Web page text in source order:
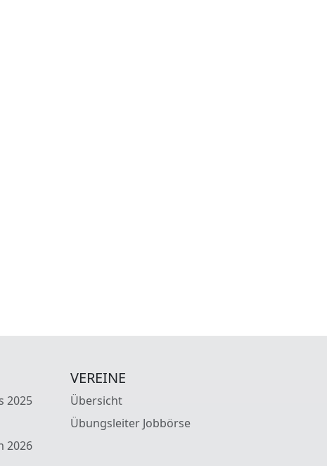
2025
2026
VEREINE
Übersicht
Übungsleiter Jobbörse